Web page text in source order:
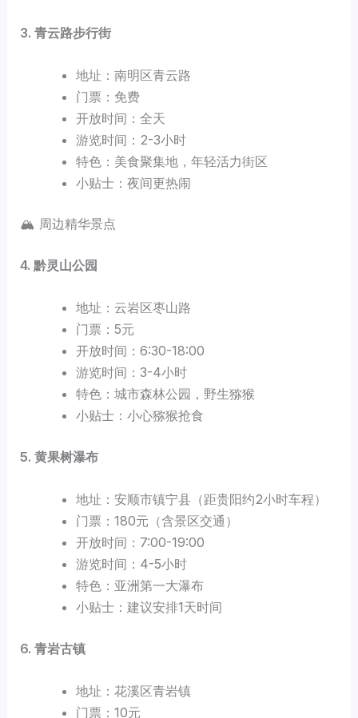
3. 青云路步行街
地址：南明区青云路
门票：免费
开放时间：全天
游览时间：2-3小时
特色：美食聚集地，年轻活力街区
小贴士：夜间更热闹
🏔️ 周边精华景点
4. 黔灵山公园
地址：云岩区枣山路
门票：5元
开放时间：6:30-18:00
游览时间：3-4小时
特色：城市森林公园，野生猕猴
小贴士：小心猕猴抢食
5. 黄果树瀑布
地址：安顺市镇宁县（距贵阳约2小时车程）
门票：180元（含景区交通）
开放时间：7:00-19:00
游览时间：4-5小时
特色：亚洲第一大瀑布
小贴士：建议安排1天时间
6. 青岩古镇
地址：花溪区青岩镇
门票：10元